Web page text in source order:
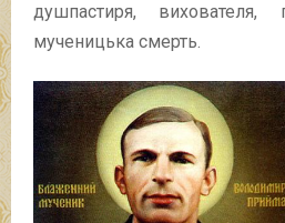
душпастиря, вихователя,
мученицька смерть.